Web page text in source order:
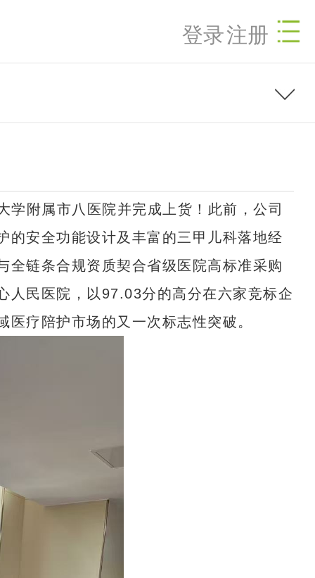
登录注册
附属市八医院并完成上货！此前，公司
的安全功能设计及丰富的三甲儿科落地经
全链条合规资质契合省级医院高标准采购
人民医院，以97.03分的高分在六家竞标企
疗陪护市场的又一次标志性突破。